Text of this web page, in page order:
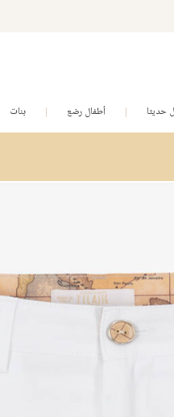
حديثا أطفال رضع بنات